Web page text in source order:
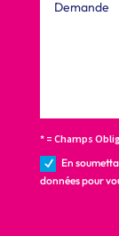
* = Champs
En
données pour